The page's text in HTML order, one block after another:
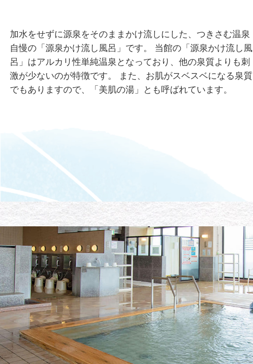
加水をせずに源泉をそのままかけ流しにした、つきさむ温泉
自慢の「源泉かけ流し風呂」です。 当館の「源泉かけ流し風
呂」はアルカリ性単純温泉となっており、他の泉質よりも刺
激が少ないのが特徴です。 また、お肌がスベスベになる泉質
でもありますので、「美肌の湯」とも呼ばれています。